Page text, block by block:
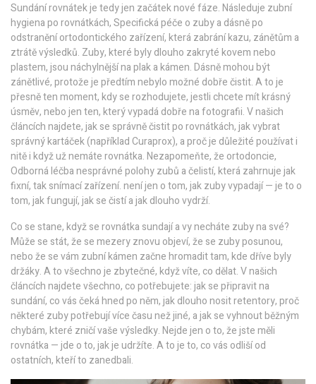
Sundání rovnátek je tedy jen začátek nové fáze. Následuje zubní
hygiena po rovnátkách,Specifická péče o zuby a dásně po
odstranění ortodontického zařízení, která zabrání kazu, zánětům a
ztrátě výsledků. Zuby, které byly dlouho zakryté kovem nebo
plastem, jsou náchylnější na plak a kámen. Dásně mohou být
zánětlivé, protože je předtím nebylo možné dobře čistit. A to je
přesně ten moment, kdy se rozhodujete, jestli chcete mít krásný
úsměv, nebo jen ten, který vypadá dobře na fotografii. V našich
článcích najdete, jak se správně čistit po rovnátkách, jak vybrat
správný kartáček (například Curaprox), a proč je důležité používat i
nitě i když už nemáte rovnátka. Nezapomeňte, že ortodoncie,
Odborná léčba nesprávné polohy zubů a čelistí, která zahrnuje jak
fixní, tak snímací zařízení.není jen o tom, jak zuby vypadají — je to o
tom, jak fungují, jak se čistí a jak dlouho vydrží.
Co se stane, když se rovnátka sundají a vy necháte zuby na své?
Může se stát, že se mezery znovu objeví, že se zuby posunou,
nebo že se vám zubní kámen začne hromadit tam, kde dříve byly
držáky. A to všechno je zbytečné, když víte, co dělat. V našich
článcích najdete všechno, co potřebujete: jak se připravit na
sundání, co vás čeká hned po něm, jak dlouho nosit retentory, proč
některé zuby potřebují více času než jiné, a jak se vyhnout běžným
chybám, které zničí vaše výsledky. Nejde jen o to, že jste měli
rovnátka — jde o to, jak je udržíte. A to je to, co vás odliší od
ostatních, kteří to zanedbali.